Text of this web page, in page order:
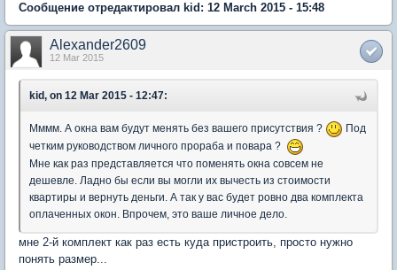
Сообщение отредактировал kid: 12 March 2015 - 15:48
Alexander2609
12 Mar 2015
kid, on 12 Mar 2015 - 12:47:
Мммм. А окна вам будут менять без вашего присутствия ?
Под
четким руководством личного прораба и повара ?
Мне как раз представляется что поменять окна совсем не
дешевле. Ладно бы если вы могли их вычесть из стоимости
квартиры и вернуть деньги. А так у вас будет ровно два комплекта
оплаченных окон. Впрочем, это ваше личное дело.
мне 2-й комплект как раз есть куда пристроить, просто нужно
понять размер...